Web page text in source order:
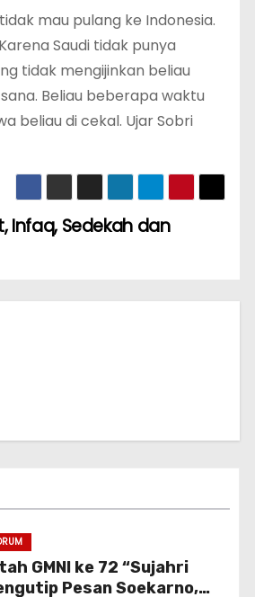
mau pulang ke Indonesia.
Saudi tidak punya
tidak mengijinkan beliau
Beliau beberapa waktu
beliau di cekal. Ujar Sobri
Infaq, Sedekah dan
GMNI ke 72 “Sujahri
Pesan Soekarno,